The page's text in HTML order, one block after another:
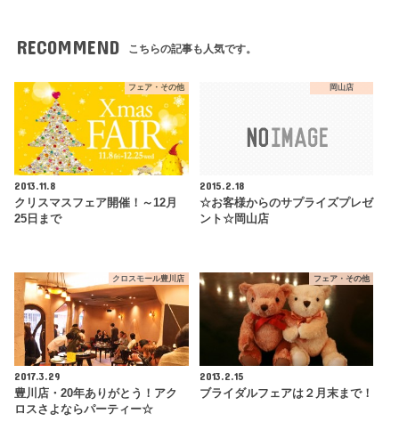
RECOMMEND こちらの記事も人気です。
フェア・その他
2013.11.8
クリスマスフェア開催！～12月
25日まで
岡山店
2015.2.18
☆お客様からのサプライズプレゼ
ント☆岡山店
クロスモール豊川店
2017.3.29
豊川店・20年ありがとう！アク
ロスさよならパーティー☆
フェア・その他
2013.2.15
ブライダルフェアは２月末まで！